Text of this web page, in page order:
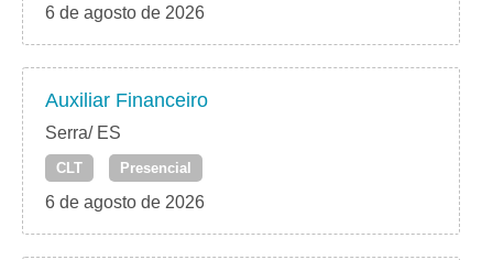
6 de agosto de 2026
Auxiliar Financeiro
Serra/ ES
CLT Presencial
6 de agosto de 2026